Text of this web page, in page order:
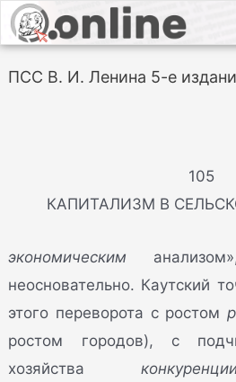
ПСС В. И. Ленина 5-е
105
КАПИТАЛИЗМ В
экономическим
неосновательно. Каутский
этого переворота с ростом
ростом городов), с
хозяйства